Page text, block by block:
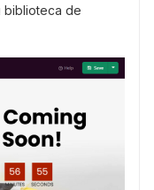
biblioteca de